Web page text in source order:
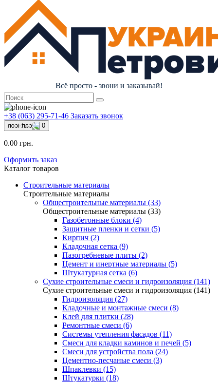
Всё просто - звони и заказывай!
+38 (063) 295-71-46 Заказать звонок
0
0.00 грн.
Оформить заказ
Каталог товаров
Строительные материалы
Строительные материалы
Общестроительные материалы (33)
Общестроительные материалы (33)
Газобетонные блоки (4)
Защитные пленки и сетки (5)
Кирпич (2)
Кладочная сетка (9)
Пазогребневые плиты (2)
Цемент и инертные материалы (5)
Штукатурная сетка (6)
Сухие строительные смеси и гидроизоляция (141)
Сухие строительные смеси и гидроизоляция (141)
Гидроизоляция (27)
Кладочные и монтажные смеси (8)
Клей для плитки (28)
Ремонтные смеси (6)
Системы утепления фасадов (11)
Смеси для кладки каминов и печей (5)
Смеси для устройства пола (24)
Цементно-песчаные смеси (3)
Шпаклевки (15)
Штукатурки (18)